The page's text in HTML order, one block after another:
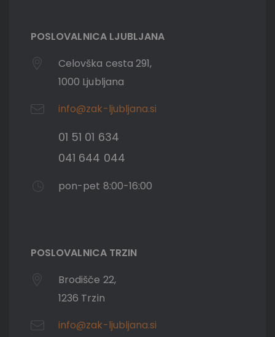
POSLOVALNICA LJUBLJANA
Celovška cesta 291,
1000 Ljubljana
info@zak-ljubljana.si
01 51 01 634
041 644 044
pon-pet 8:00-16:00
POSLOVALNICA TRZIN
Brodišče 22,
1236 Trzin
info@zak-ljubljana.si